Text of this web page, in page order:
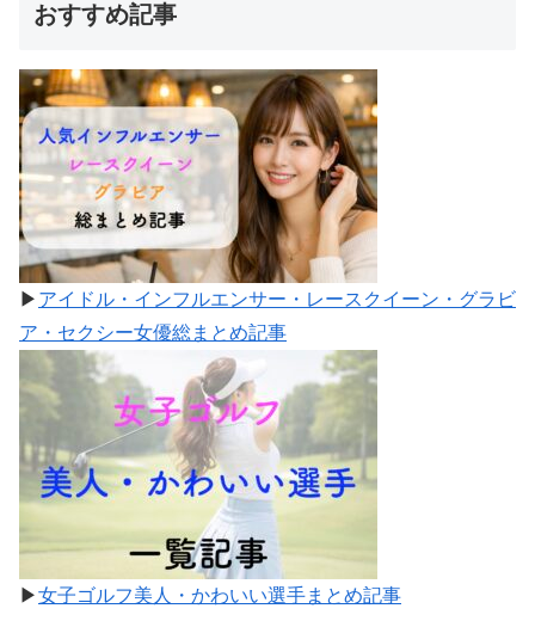
おすすめ記事
▶ アイドル・インフルエンサー・レースクイーン・グラビ
ア・セクシー女優総まとめ記事
▶女子ゴルフ美人・かわいい選手まとめ記事